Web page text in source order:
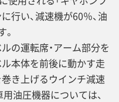
行い、減速機が60％、油
の運転席・アーム部分を
本体を前後に動かす走
き上げるウインチ減速
油圧機器については、